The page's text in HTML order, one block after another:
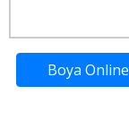
Boya Online